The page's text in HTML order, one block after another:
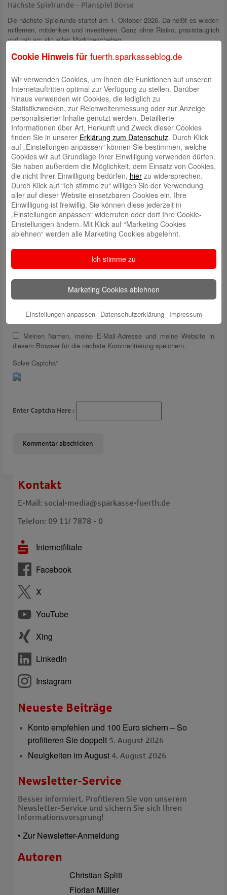
Nächste Spielrunde – Planspiel Börse
Die nächste Spielrunde startet am 1. Oktober 2026. Da heißt es wieder:
mitlernen, mitdenken und investieren. Ganz ohne Risiko, praxistauglich
und nah am aktuellen Marktgeschehen.
Sparkasse Fürth, Thomas Mück, Referent Presse- und
Öffentlichkeitsarbeit
E-Mail:presse@sparkasse-fuerth.de
Presse-Center:www.sparkasse-fuerth.de/presse
Weitere Presseberichte:Presse und Veranstaltungen
#PlanspielBörse
Schreibe einen Kommentar
Deine E-Mail-Adresse wird nicht veröffentlicht. Erforderliche Felder
sind mit *markiert
Name*
E-Mail*
Website
Meinen Namen, meine E-Mail-Adresse und meine Website in
diesem Browser für die nächste Kommentierung speichern.
Solve Captcha*
Enter Captcha Here :
Kontakt
E-Mail: social-media@sparkasse-fuerth.de
Telefon: 09 11/ 7878 - 0
Internetfiliale
Facebook
X
YouTube
Xing
LinkedIn
Instagram
Neueste Beiträge
Konto empfehlen und 100 Euro sichern – So
profitieren Sie doppelt 5. August 2026
Neuigkeiten im August 4. August 2026
Newsletter-Service
Besser informiert. Profitieren Sie von unserem
Newsletter-Service und sichern Sie sich Ihren
Informationsvorsprung!
• Zur Newsletter-Anmeldung
Autoren
Christian Splitt
Florian Müller
Cookie Hinweis für fuerth.sparkasseblog.de
Wir verwenden Cookies, um Ihnen die Funktionen auf unseren
Internetauftritten optimal zur Verfügung zu stellen. Darüber
hinaus verwenden wir Cookies, die lediglich zu
Statistikzwecken, zur Reichweitenmessung oder zur Anzeige
personalisierter Inhalte genutzt werden. Detaillierte
Informationen über Art, Herkunft und Zweck dieser Cookies
finden Sie in unserer Erklärung zum Datenschutz. Durch Klick
auf „Einstellungen anpassen“ können Sie bestimmen, welche
Cookies wir auf Grundlage Ihrer Einwilligung verwenden dürfen.
Sie haben außerdem die Möglichkeit, dem Einsatz von Cookies,
die nicht Ihrer Einwilligung bedürfen, hierzu widersprechen.
Durch Klick auf “Ich stimme zu“ willigen Sie der Verwendung
aller auf dieser Website einsetzbaren Cookies ein. Ihre
Einwilligung ist freiwillig. Sie können diese jederzeit in
„Einstellungen anpassen“ widerrufen oder dort Ihre Cookie-
Einstellungen ändern. Mit Klick auf “Marketing Cookies
ablehnen“ werden alle Marketing Cookies abgelehnt.
Ich stimme zu
Marketing Cookies ablehnen
Einstellungen anpassen Datenschutzerklärung Impressum